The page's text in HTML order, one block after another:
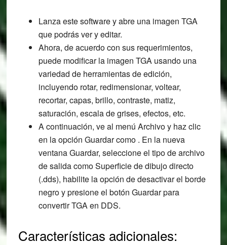
Lanza este software y abre una imagen TGA
que podrás ver y editar.
Ahora, de acuerdo con sus requerimientos,
puede modificar la imagen TGA usando una
variedad de herramientas de edición,
incluyendo rotar, redimensionar, voltear,
recortar, capas, brillo, contraste, matiz,
saturación, escala de grises, efectos, etc.
A continuación, ve al menú Archivo y haz clic
en la opción Guardar como . En la nueva
ventana Guardar, seleccione el tipo de archivo
de salida como Superficie de dibujo directo
(.dds), habilite la opción de desactivar el borde
negro y presione el botón Guardar para
convertir TGA en DDS.
Características adicionales: